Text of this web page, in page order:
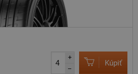
+
–
Kúpiť